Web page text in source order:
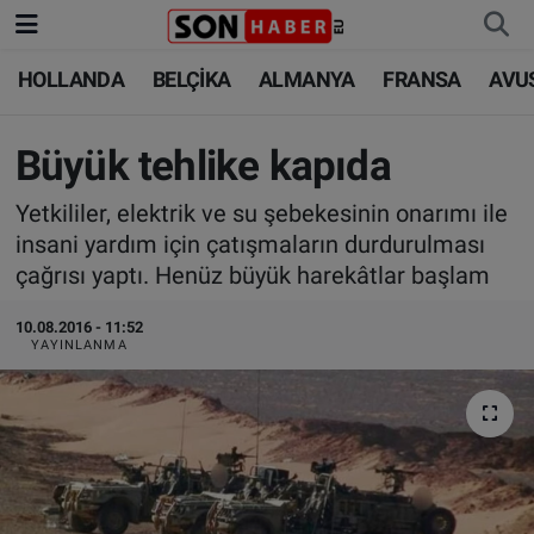
HOLLANDA BELÇİKA ALMANYA FRANSA
Büyük tehlike kapıda
Yetkililer, elektrik ve su şebekesinin onarımı ile
insani yardım için çatışmaların durdurulması
çağrısı yaptı. Henüz büyük harekâtlar başlam
10.08.2016 - 11:52
YAYINLANMA
HOLLANDA
BELÇİKA
ALMANYA
FRANSA
AVUSTURYA
SAĞLIK - YAŞAM
BİLİM-TEKNOLOJİ
HOLLANDA
BELÇİKA
ALMANYA
TÜRKİYE
DÜNYA
BİLİM-TEKNOLOJİ
SAĞLIK
FOTO GALERİ
Nöbetçi Eczaneler
Hava Durumu
Trafik Durumu
Süper Lig Puan Durumu ve Fikstür
Tüm Manşetler
Son Dakika Haberleri
Haber Arşivi